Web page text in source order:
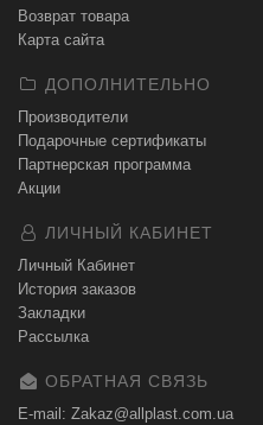
Возврат товара
Карта сайта
ДОПОЛНИТЕЛЬНО
Производители
Подарочные сертификаты
Партнерская программа
Акции
ЛИЧНЫЙ КАБИНЕТ
Личный Кабинет
История заказов
Закладки
Рассылка
ОБРАТНАЯ СВЯЗЬ
E-mail: Zakaz@allplast.com.ua